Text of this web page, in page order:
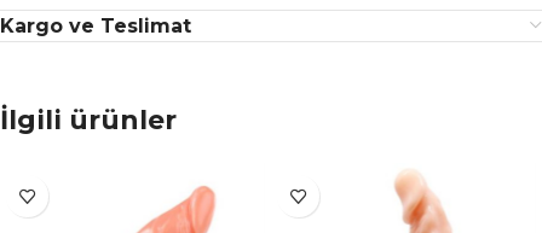
Kargo ve Teslimat
İlgili ürünler